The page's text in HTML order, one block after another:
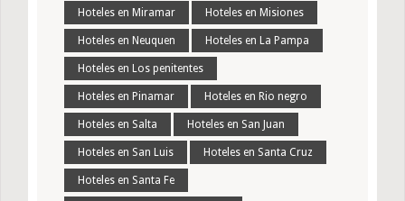
Hoteles en Miramar Hoteles en Misiones
Hoteles en Neuquen Hoteles en La Pampa
Hoteles en Los penitentes
Hoteles en Pinamar Hoteles en Rio negro
Hoteles en Salta Hoteles en San Juan
Hoteles en San Luis Hoteles en Santa Cruz
Hoteles en Santa Fe